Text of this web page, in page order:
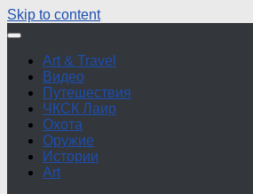
Skip to content
Art & Travel
Видео
Путешествия
ЧКСК Лаир
Охота
Оружие
Истории
Art